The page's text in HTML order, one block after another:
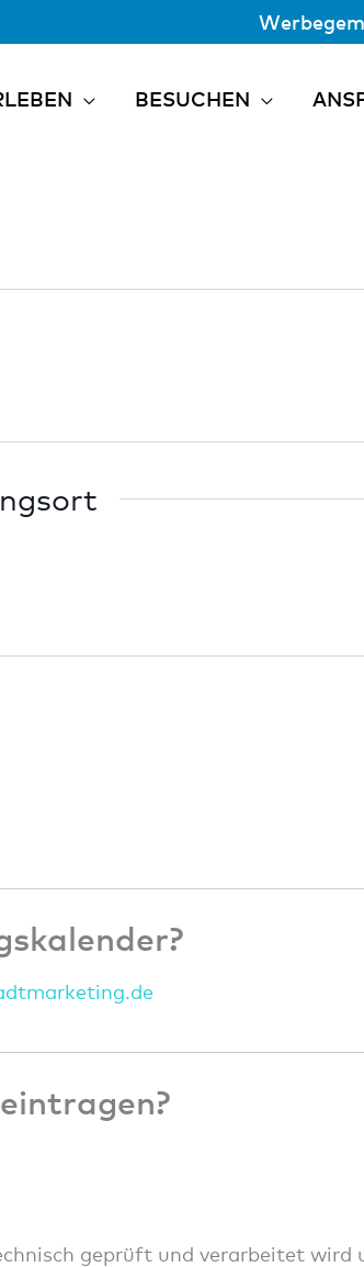
BESUCHEN
dtmarketing.de
geprüft und verarbeitet wird